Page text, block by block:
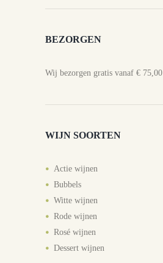
BEZORGEN
Wij bezorgen gratis vanaf € 75,00
WIJN SOORTEN
Actie wijnen
Bubbels
Witte wijnen
Rode wijnen
Rosé wijnen
Dessert wijnen